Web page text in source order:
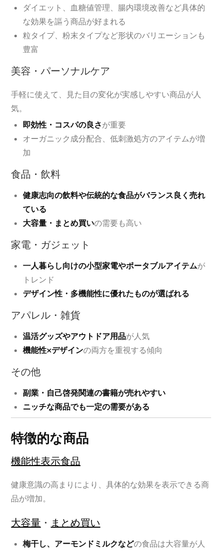
ダイエット、血糖値管理、腸内環境改善など具体的
な効果を謳う商品が好まれる
粒タイプ、粉末タイプなど形状のバリエーションも
豊富
美容・パーソナルケア
手軽に使えて、見た目の変化が実感しやすい商品が人
気。
即効性・コスパの良さが重要
オーガニック成分配合、低刺激処方のアイテムが増
加
食品・飲料
健康志向の飲料や伝統的な食品がバランス良く売れ
ている
大容量・まとめ買いの需要も高い
家電・ガジェット
一人暮らし向けの小型家電やポータブルアイテムが
トレンド
デザイン性・多機能性に優れたものが選ばれる
アパレル・雑貨
温活グッズやアウトドア用品が人気
機能性×デザインの両方を重視する傾向
その他
副業・自己啓発関連の書籍が売れやすい
ニッチな商品でも一定の需要がある
特徴的な商品
機能性表示食品
健康意識の高まりにより、具体的な効果を表示できる商
品が増加。
大容量 ・ まとめ買い
梅干し、アーモンドミルクなどの食品は大容量が人